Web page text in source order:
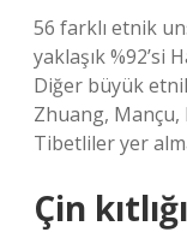
56 farklı etnik
yaklaşık %92’si
Diğer büyük
Zhuang, Mançu,
Tibetliler yer
Çin